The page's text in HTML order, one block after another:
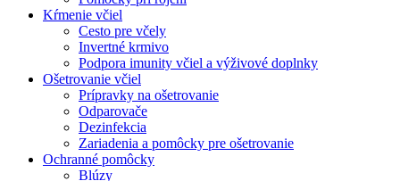
Kŕmenie včiel
Cesto pre včely
Invertné krmivo
Podpora imunity včiel a výživové doplnky
Ošetrovanie včiel
Prípravky na ošetrovanie
Odparovače
Dezinfekcia
Zariadenia a pomôcky pre ošetrovanie
Ochranné pomôcky
Blúzy